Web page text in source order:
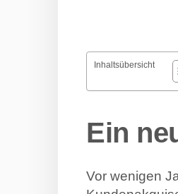
Inhaltsübersicht
Ein
Vor wenigen